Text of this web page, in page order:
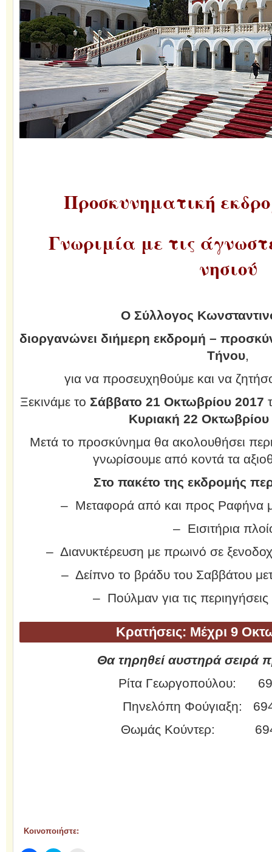
Προσκυνηματική
Γνωριμία με τις
νησιού
Ο Σύλλογος
διοργανώνει διήμερη εκδρομή –
Τήνου,
για να προσευχηθούμε και να
Ξεκινάμε το Σάββατο 21 Οκτωβρίου 2017
Κυριακή 22 Οκτωβρίου
Μετά το προσκύνημα θα ακολουθήσει
γνωρίσουμε από κοντά τα
Στο πακέτο της εκδρομής
– Μεταφορά από και προς Ραφήνα
– Εισιτήρια
– Διανυκτέρευση με πρωινό σε
– Δείπνο το βράδυ του Σαββάτου
– Πούλμαν για τις
Κρατήσεις: Μέχρι 9
Θα τηρηθεί αυστηρά σειρά
Ρίτα Γεωργοπούλου:
Πηνελόπη Φούγιαξη:
Θωμάς Κούντερ:
Κοινοποιήστε: